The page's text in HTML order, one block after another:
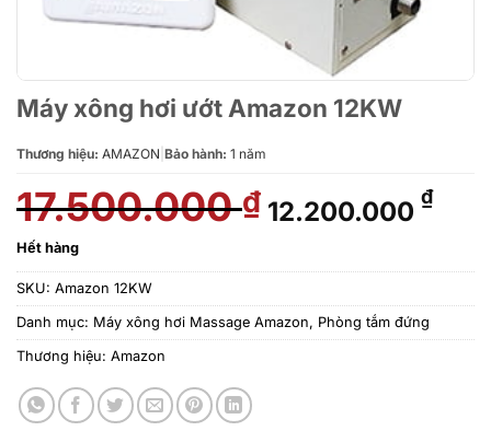
Máy xông hơi ướt Amazon 12KW
Thương hiệu: AMAZON Bảo hành: 1 năm
17.500.000₫ Giá
gốc
17.500.000 ₫.
12.200.000 ₫Giá
là:
Hết hàng
SKU: Amazon 12KW
Danh mục: Máy xông hơi Massage Amazon, Phòng tắm đứng
Thương hiệu: Amazon